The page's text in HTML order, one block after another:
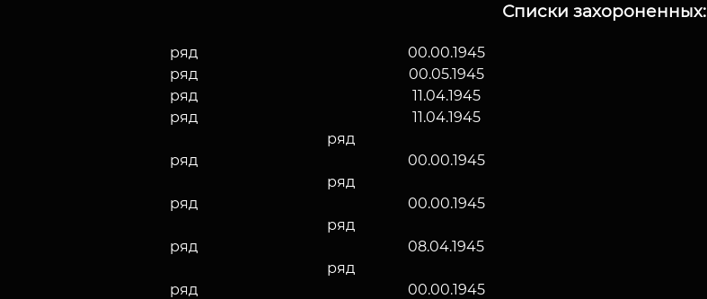
Списки захороненных:
ряд 00.00.1945
ряд
00.05.1945
ряд
11.04.1945
ряд
11.04.1945
ряд
ряд
00.00.1945
ряд
ряд
00.00.1945
ряд
ряд
08.04.1945
ряд
ряд
00.00.1945